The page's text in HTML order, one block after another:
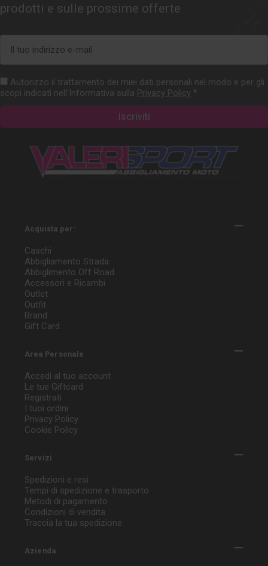
prodotti e sulle prossime offerte
mail
Autorizzo il trattamento dei miei dati personali nel modo e per gli
scopi indicati nell'Informativa sulla Privacy Policy *
Acquista per:
Caschi
Abbigliamento Strada
Abbiglimento Off Road
Accessori e Ricambi
Outlet
Outfit
Brand
Gift Card
Area Personale
Accedi al tuo account
Le tue Giftcard
Registrati
I tuoi ordini
Privacy Policy
Cookie Policy
Servizi
Spedizioni e resi
Tempi di spedizione e trasporto
Metodi di pagamento
Condizioni di vendita
Traccia la tua spedizione
Azienda